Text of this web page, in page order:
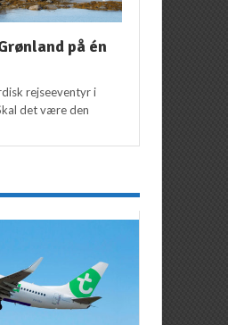
på én
rejseeventyr i
det være den